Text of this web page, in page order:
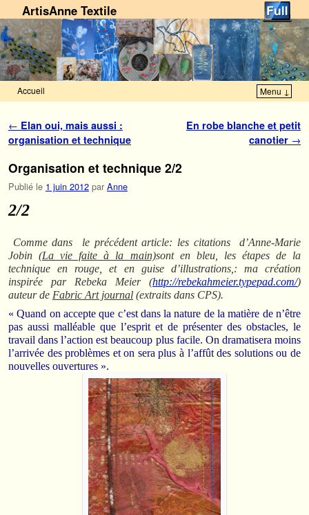
ArtisAnne Textile
Accueil Menu ↓
Navigation des articles
← Elan oui, mais aussi :
organisation et technique
En robe blanche et petit
canotier →
Organisation et technique 2/2
Publié le 1 juin 2012 par Anne
2/2
Comme dans le précédent article: les citations d’Anne-Marie
Jobin(La vie faite à la main)sont en bleu, les étapes de la
technique en rouge, et en guise d’illustrations,: ma création
inspirée par Rebeka Meier (http://rebekahmeier.typepad.com/)
auteur de Fabric Art journal (extraits dans CPS).
« Quand on accepte que c’est dans la nature de la matière de n’être
pas aussi malléable que l’esprit et de présenter des obstacles, le
travail dans l’action est beaucoup plus facile. On dramatisera moins
l’arrivée des problèmes et on sera plus à l’affût des solutions ou de
nouvelles ouvertures ».